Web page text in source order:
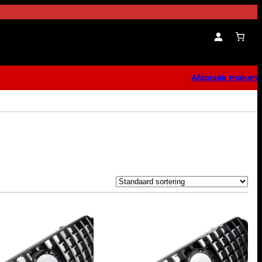
Afspraak maken